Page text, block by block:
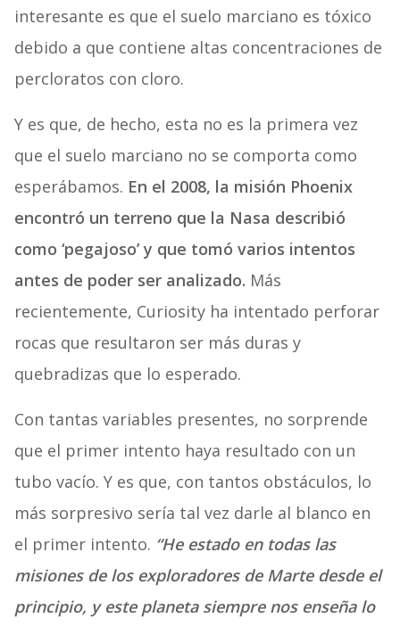
interesante es que el suelo marciano es tóxico
debido a que contiene altas concentraciones de
percloratos con cloro.
Y es que, de hecho, esta no es la primera vez
que el suelo marciano no se comporta como
esperábamos. En el 2008, la misión Phoenix
encontró un terreno que la Nasa describió
como ‘pegajoso’ y que tomó varios intentos
antes de poder ser analizado. Más
recientemente, Curiosity ha intentado perforar
rocas que resultaron ser más duras y
quebradizas que lo esperado.
Con tantas variables presentes, no sorprende
que el primer intento haya resultado con un
tubo vacío. Y es que, con tantos obstáculos, lo
más sorpresivo sería tal vez darle al blanco en
el primer intento. “He estado en todas las
misiones de los exploradores de Marte desde el
principio, y este planeta siempre nos enseña lo